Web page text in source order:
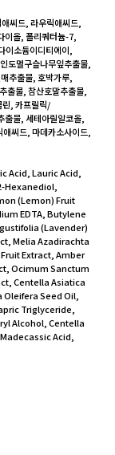
씨드, 라우릭애씨드,
올, 폴리쿼터늄-7,
소듐이디티에이,
도멀구슬나무잎추출물,
추출물, 호박가루,
출물, 참산호말추출물,
린, 카프릴릭/
물, 세테아릴알코올,
씨드, 마데카소사이드,
Acid, Lauric Acid,
Hexanediol,
(Lemon) Fruit
EDTA, Butylene
(Lavender)
Melia Azadirachta
Extract, Amber
Ocimum Sanctum
Centella Asiatica
Seed Oil,
Triglyceride,
Alcohol, Centella
Acid,